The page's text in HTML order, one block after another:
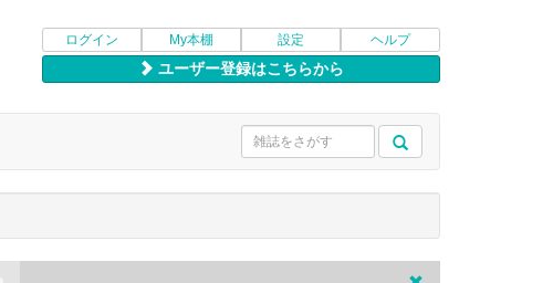
ログイン My本棚 設定 ヘルプ
ユーザー登録はこちらから